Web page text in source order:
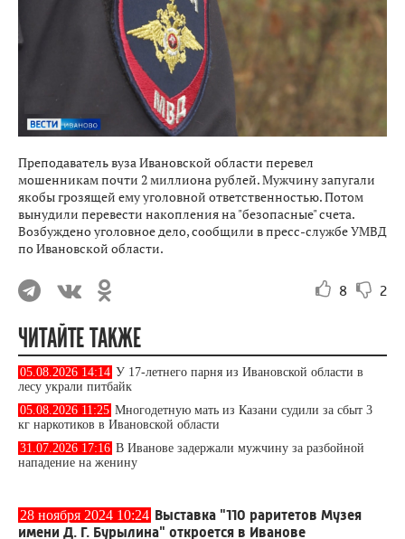
Преподаватель вуза Ивановской области перевел
мошенникам почти 2 миллиона рублей. Мужчину запугали
якобы грозящей ему уголовной ответственностью. Потом
вынудили перевести накопления на "безопасные" счета.
Возбуждено уголовное дело, сообщили в пресс-службе УМВД
по Ивановской области.
8 2
ЧИТАЙТЕ ТАКЖЕ
05.08.2026 14:14 У 17-летнего парня из Ивановской области в
лесу украли питбайк
05.08.2026 11:25 Многодетную мать из Казани судили за сбыт 3
кг наркотиков в Ивановской области
31.07.2026 17:16 В Иванове задержали мужчину за разбойной
нападение на женину
28 ноября 2024 10:24 Выставка "110 раритетов Музея
имени Д. Г. Бурылина" откроется в Иванове